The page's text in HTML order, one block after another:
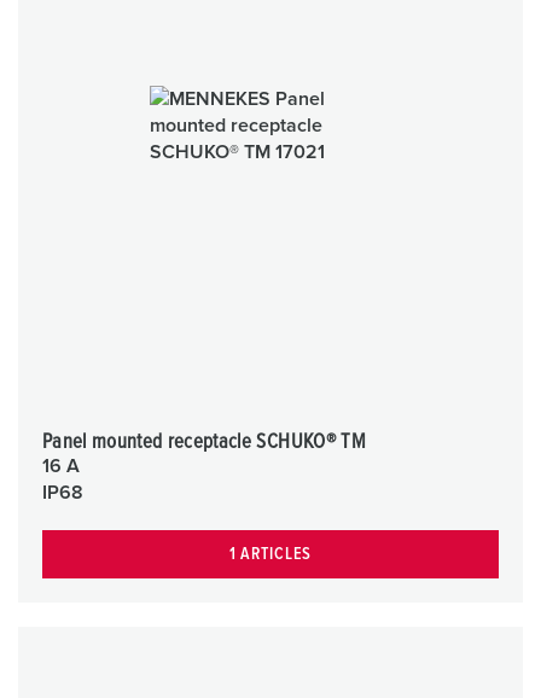
Panel mounted receptacle SCHUKO® TM
16 A
IP68
1 ARTICLES